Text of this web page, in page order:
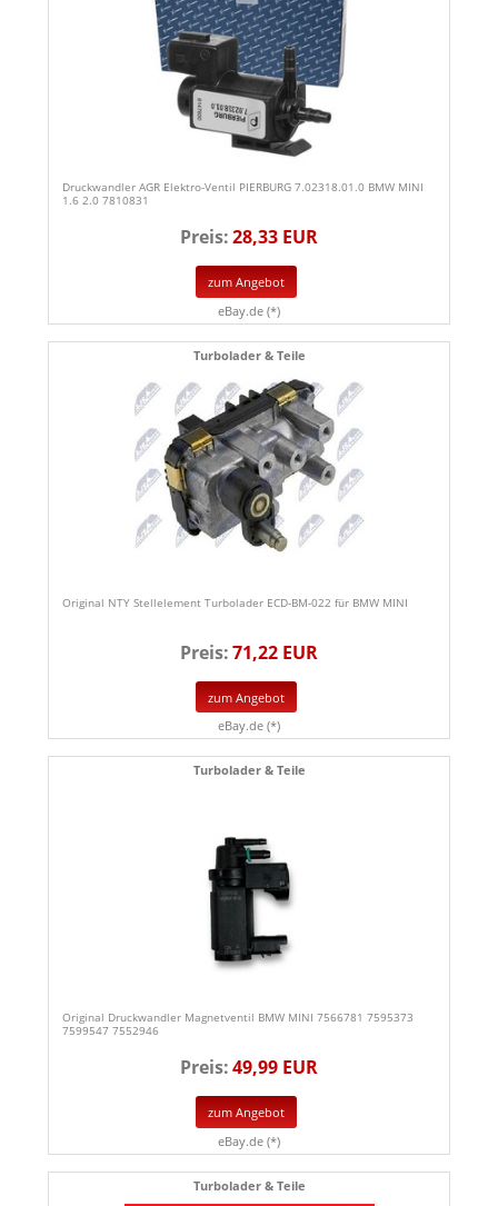
Druckwandler AGR Elektro-Ventil PIERBURG 7.02318.01.0 BMW MINI
1.6 2.0 7810831
Preis:28,33 EUR
zum Angebot
eBay.de (*)
Turbolader & Teile
Original NTY Stellelement Turbolader ECD-BM-022 für BMW MINI
Preis:71,22 EUR
zum Angebot
eBay.de (*)
Turbolader & Teile
Original Druckwandler Magnetventil BMW MINI 7566781 7595373
7599547 7552946
Preis:49,99 EUR
zum Angebot
eBay.de (*)
Turbolader & Teile